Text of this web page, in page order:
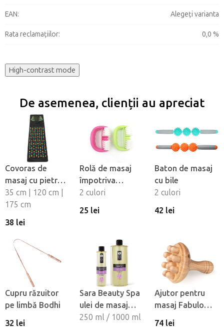
EAN: Alegeţi varianta
Rata reclamațiilor: 0,0 %
High-contrast mode
De asemenea, clienții au apreciat
Covoras de
masaj cu pietre
de
presopunctură
35 cm | 120 cm |
175 cm
38 lei
Rolă de masaj
împotriva
celulitei Fabulo
Square
2 culori
25 lei
Baton de masaj
cu bile
2 culori
42 lei
Cupru răzuitor
pe limbă Bodhi
32 lei
Sara Beauty Spa
ulei de masaj
natural vegetal
250 ml / 1000 ml
Ajutor pentru
masaj Fabulo
Ciuperca pentru
74 lei